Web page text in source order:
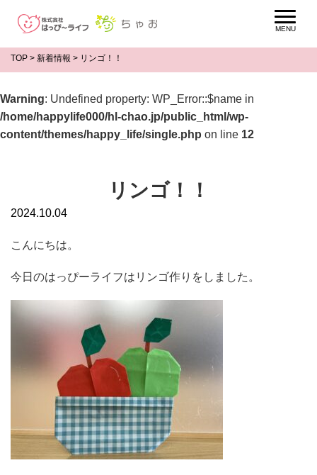
TOP > 新着情報 > リンゴ！！
Warning: Undefined property: WP_Error::$name in
/home/happylife000/hl-chao.jp/public_html/wp-
content/themes/happy_life/single.php on line 12
リンゴ！！
2024.10.04
こんにちは。
今日のはっぴーライフはリンゴ作りをしました。